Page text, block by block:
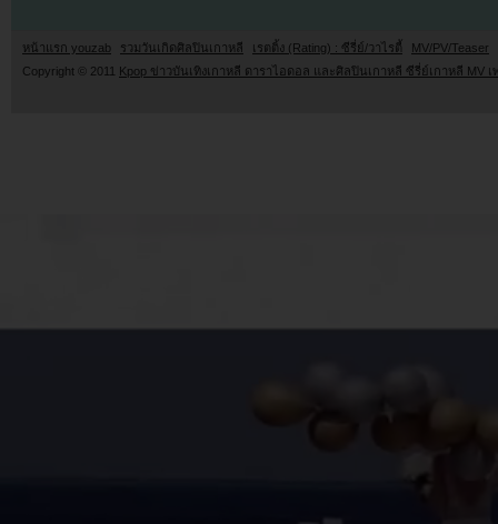
หน้าแรก youzab รวมวันเกิดศิลปินเกาหลี เรตติ้ง (Rating) : ซีรี่ย์/วาไรตี้
MV/PV/Teaser
Copyright © 2011 Kpop ข่าวบันเทิงเกาหลี ดาราไอดอล และศิลปินเกาหลี ซีรี่ย์เกาหลี MV